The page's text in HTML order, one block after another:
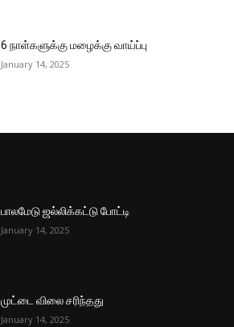
6 நாள்களுக்கு மழைக்கு வாய்ப்பு
January 14, 2025
பாலமேடு ஜல்லிக்கட்டு போட்டி
January 14, 2025
முட்டை விலை சரிந்தது
January 14, 2025